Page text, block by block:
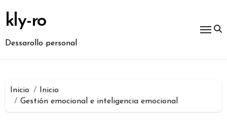
contenido
kly-ro
Dessarollo personal
Inicio
Inicio
Gestión emocional e inteligencia emocional